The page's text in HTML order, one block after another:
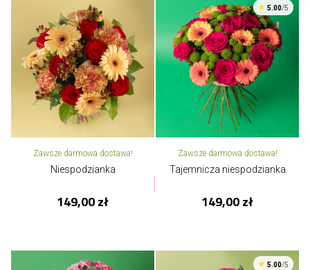
Zawsze darmowa dostawa!
Niespodzianka
149,00 zł
5.00/5
Zawsze darmowa dostawa!
Tajemnicza niespodzianka
149,00 zł
5.00/5